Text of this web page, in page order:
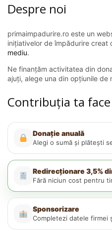
Despre noi
primaimpadurire.ro este un
inițiativelor de împădurire creat
mediu.
Ne finanțăm activitatea din
ajuți, alege una din opțiunile de
Contribuția ta
Donație anuală
Alegi o sumă și plătești
Redirecționare 3,5%
Fără niciun cost pentru
Sponsorizare
Completezi datele firmei